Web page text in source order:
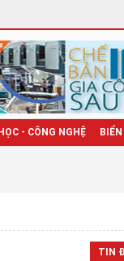
- CÔNG NGHỆ
TIN